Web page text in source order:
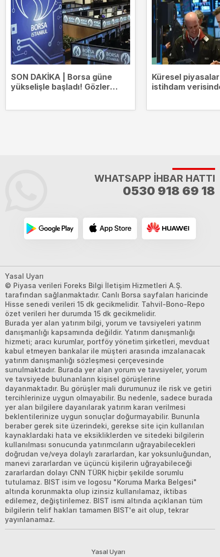
SON DAKİKA | Borsa güne
yükselişle başladı! Gözler
Küresel
istihdam
WHATSAPP İHBAR HATTI
0530 918 69 18
Yasal Uyarı
© Piyasa verileri Foreks Bilgi İletişim Hizmetleri A.Ş.
tarafından sağlanmaktadır. Canlı Borsa sayfaları haricinde
Hisse senedi verileri 15 dk gecikmelidir. Tahvil-Bono-Repo
özet verileri her durumda 15 dk gecikmelidir.
Burada yer alan yatırım bilgi, yorum ve tavsiyeleri yatırım
danışmanlığı kapsamında değildir. Yatırım danışmanlığı
hizmeti; aracı kurumlar, portföy yönetim şirketleri, mevduat
kabul etmeyen bankalar ile müşteri arasında imzalanacak
yatırım danışmanlığı sözleşmesi çerçevesinde
sunulmaktadır. Burada yer alan yorum ve tavsiyeler, yorum
ve tavsiyede bulunanların kişisel görüşlerine
dayanmaktadır. Bu görüşler mali durumunuz ile risk ve getiri
tercihlerinize uygun olmayabilir. Bu nedenle, sadece burada
yer alan bilgilere dayanılarak yatırım kararı verilmesi
beklentilerinize uygun sonuçlar doğurmayabilir. Bununla
beraber gerek site üzerindeki, gerekse site için kullanılan
kaynaklardaki hata ve eksikliklerden ve sitedeki bilgilerin
kullanılması sonucunda yatırımcıların uğrayabilecekleri
doğrudan ve/veya dolaylı zararlardan, kar yoksunluğundan,
manevi zararlardan ve üçüncü kişilerin uğrayabileceği
zararlardan dolayı CNN TÜRK hiçbir şekilde sorumlu
tutulamaz. BIST isim ve logosu "Koruma Marka Belgesi"
altında korunmakta olup izinsiz kullanılamaz, iktibas
edilemez, değiştirilemez. BIST ismi altında açıklanan tüm
bilgilerin telif hakları tamamen BIST'e ait olup, tekrar
yayınlanamaz.
Yasal Uyarı